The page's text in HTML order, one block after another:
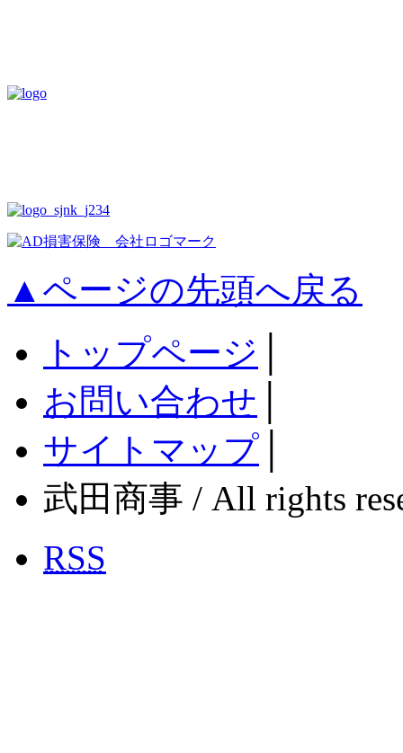
▲ページの先頭へ戻る
トップページ
お問い合わせ
サイトマップ
武田商事 / All rights
RSS